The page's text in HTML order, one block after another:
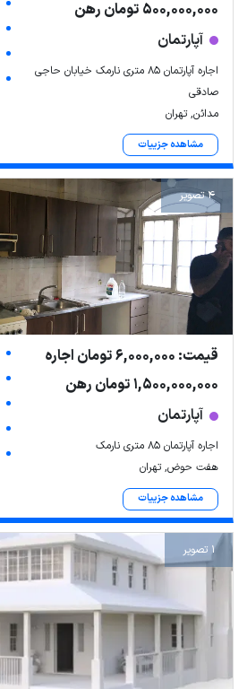
500,000,000 تومان رهن
آپارتمان
اجاره آپارتمان ۸۵ متری نارمک خیابان حاجی
صادقی
مدائن, تهران
مشاهده جزییات
4 تصویر
قیمت: 6,000,000 تومان اجاره
1,500,000,000 تومان رهن
آپارتمان
اجاره آپارتمان ۸۵ متری نارمک
هفت حوض, تهران
مشاهده جزییات
1 تصویر